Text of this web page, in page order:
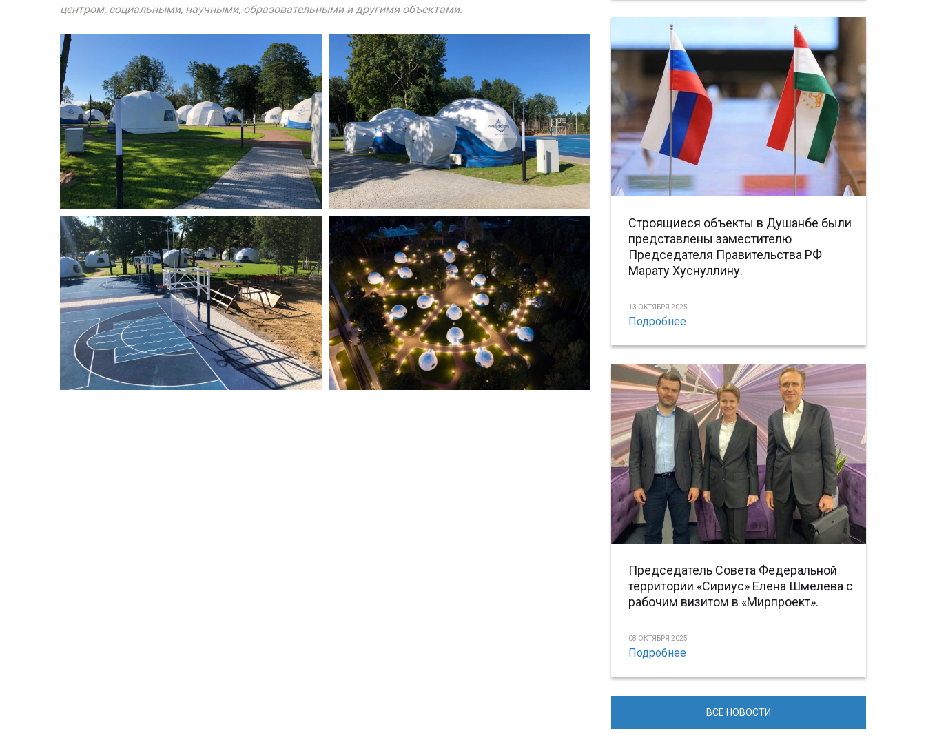
центром, социальными, научными, образовательными и другими объектами.
Строящиеся объекты в Душанбе были
представлены заместителю
Председателя Правительства РФ
Марату Хуснуллину.
13 ОКТЯБРЯ 2025
Подробнее
Председатель Совета Федеральной
территории «Сириус» Елена Шмелева с
рабочим визитом в «Мирпроект».
08 ОКТЯБРЯ 2025
Подробнее
ВСЕ НОВОСТИ